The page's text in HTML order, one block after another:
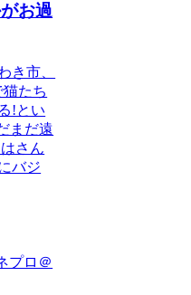
お過
き市、
たち
!とい
まだ遠
さん
バジ
プロ＠